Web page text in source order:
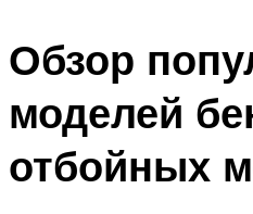
Обзор
моделей
отбойных